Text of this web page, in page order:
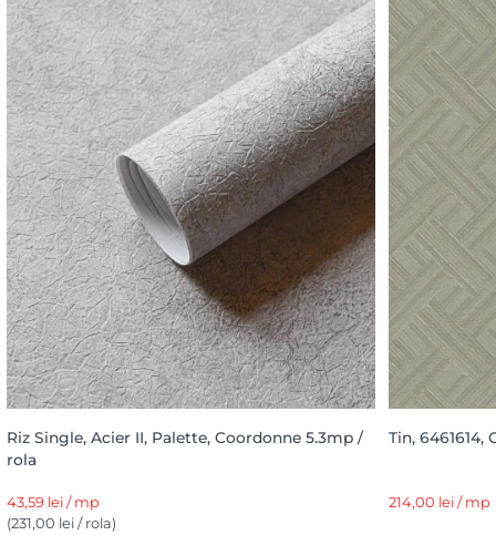
Riz Single, Acier II, Palette, Coordonne 5.3mp /
rola
43,59 lei / mp
(231,00 lei / rola)
Tin, 6461614,
214,00 lei / mp